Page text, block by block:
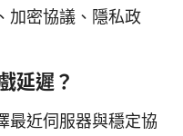
加密協議、隱私政
延遲？
最近伺服器與穩定協